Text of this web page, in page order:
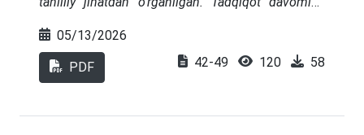
ta’kidlaydi.
qo‘llab-quvvatlash dasturlari va davlat-xususiy
sheriklik mexanizmlari kompleks tahlil qilingan.
Xalqaro tajriba (Janubiy Koreya, Finlandiya,
05/13/2026
PDF 42-49 120 58